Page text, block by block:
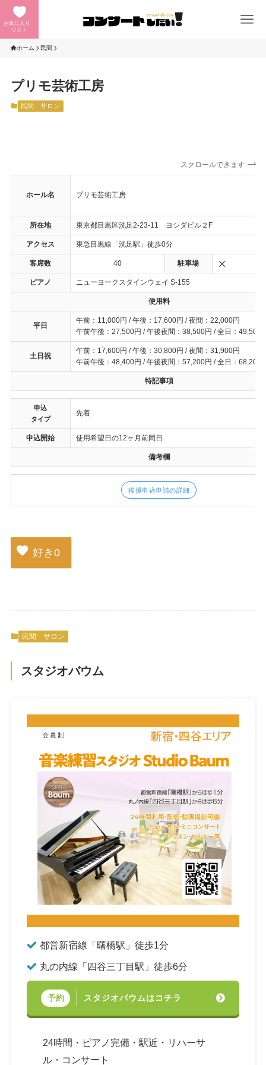
お気に入り
リスト
ホーム 民間
プリモ芸術工房
民間 サロン
スクロールできます
ホール名 プリモ芸術工房
所在地 東京都目黒区洗足2-23-11 ヨシダビル２F
アクセス 東急目黒線「洗足駅」徒歩0分
客席数 40 駐車場
ピアノ ニューヨークスタインウェイ S-155
使用料
平日
午前：11,000円 / 午後：17,600円 / 夜間：22,000円
午前午後：27,500円 / 午後夜間：38,500円 / 全日：49,500
土日祝
午前：17,600円 / 午後：30,800円 / 夜間：31,900円
午前午後：48,400円 / 午後夜間：57,200円 / 全日：68,200
特記事項
申込
タイプ
先着
申込開始 使用希望日の12ヶ月前同日
備考欄
後援申込申請の詳細
好き 0
民間 サロン
スタジオバウム
都営新宿線「曙橋駅」徒歩1分
丸の内線「四谷三丁目駅」徒歩6分
予約 スタジオバウムはコチラ
24時間・ピアノ完備・駅近・リハーサ
ル・コンサート